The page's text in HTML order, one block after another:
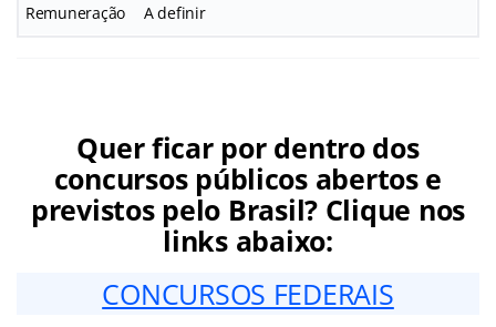
Remuneração A definir
Quer ficar por dentro dos
concursos públicos abertos e
previstos pelo Brasil? Clique nos
links abaixo:
CONCURSOS FEDERAIS